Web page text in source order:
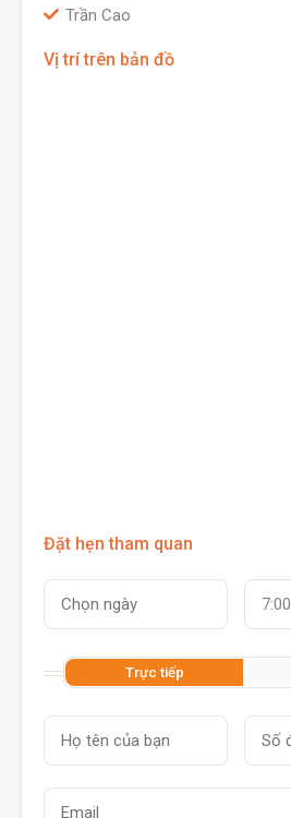
Trần Cao
Vị trí trên bản đồ
Đặt hẹn tham quan
7:00
Trực tiếp